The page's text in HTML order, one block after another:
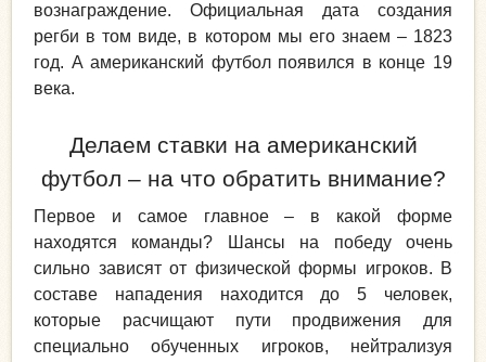
вознаграждение. Официальная дата создания
регби в том виде, в котором мы его знаем – 1823
год. А американский футбол появился в конце 19
века.
Делаем ставки на американский
футбол – на что обратить внимание?
Первое и самое главное – в какой форме
находятся команды? Шансы на победу очень
сильно зависят от физической формы игроков. В
составе нападения находится до 5 человек,
которые расчищают пути продвижения для
специально обученных игроков, нейтрализуя